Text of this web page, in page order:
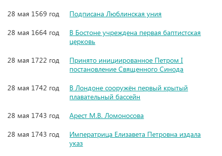
28 мая 1569 год
Подписана Люблинская уния
28 мая 1664 год
В Бостоне учреждена первая баптистская
церковь
28 мая 1722 год
Принято инициированное Петром I
постановление Священного Синода
28 мая 1742 год
В Лондоне сооружён первый крытый
плавательный бассейн
28 мая 1743 год
Арест М.В. Ломоносова
28 мая 1743 год
Императрица Елизавета Петровна издала
указ